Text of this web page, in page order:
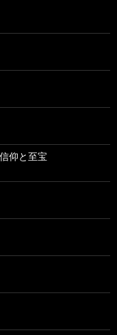
仰と至宝